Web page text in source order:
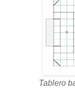
Tablero